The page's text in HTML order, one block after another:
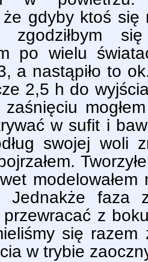
że gdyby ktoś się
po wielu
a nastąpiło to
2,5 h do
w sufit i
swojej woli
Jednakże faza
przewracać z
się
w trybie